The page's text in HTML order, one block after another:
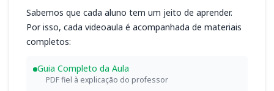
Sabemos que cada aluno tem um jeito de aprender.
Por isso, cada videoaula é acompanhada de materiais
completos:
Guia Completo da Aula
PDF fiel à explicação do professor